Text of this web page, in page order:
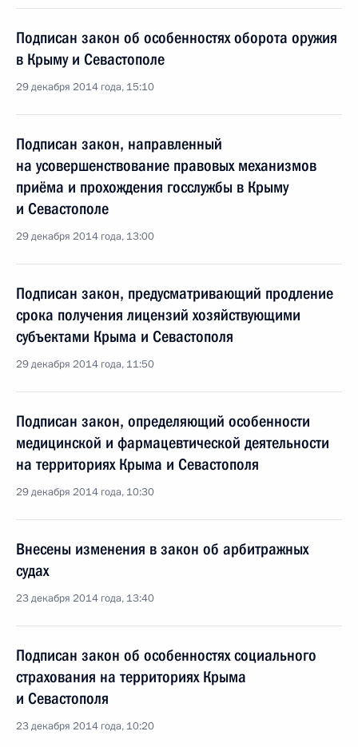
Подписан закон об особенностях оборота оружия
в Крыму и Севастополе
29 декабря 2014 года, 15:10
Подписан закон, направленный
на усовершенствование правовых механизмов
приёма и прохождения госслужбы в Крыму
и Севастополе
29 декабря 2014 года, 13:00
Подписан закон, предусматривающий продление
срока получения лицензий хозяйствующими
субъектами Крыма и Севастополя
29 декабря 2014 года, 11:50
Подписан закон, определяющий особенности
медицинской и фармацевтической деятельности
на территориях Крыма и Севастополя
29 декабря 2014 года, 10:30
Внесены изменения в закон об арбитражных
судах
23 декабря 2014 года, 13:40
Подписан закон об особенностях социального
страхования на территориях Крыма
и Севастополя
23 декабря 2014 года, 10:20